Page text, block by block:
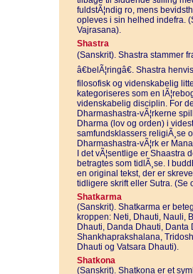
fuldstÃ¦ndig ro, mens
opleves i sin helhed indefra.
Vajrasana).
Shastra
(Sanskrit). Shastra stammer fra
â€belÃ¦ringâ€. Shastra
filosofisk og videnskabelig
kategoriseres som en
videnskabelig disciplin. For
Dharmashastra-vÃ¦rkerne
Dharma (lov og orden) i
samfundsklassers religiÃ¸se
Dharmashastra-vÃ¦rk er
I det vÃ¦sentlige er
betragtes som tidlÃ¸se. I
en original tekst, der er
tidligere skrift eller Sutra. (Se
Shatkarma
(Sanskrit). Shatkarma er
kroppen: Neti, Dhauti, Nauli,
Dhauti, Danda Dhauti,
Shankhaprakshalana,
Dhauti og Vatsara Dhauti).
Shatkona
(Sanskrit). Shatkona er et